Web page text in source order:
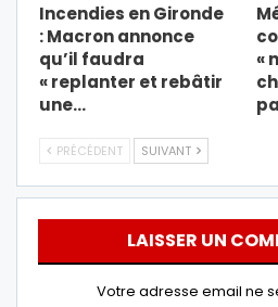
Incendies en Gironde
: Macron annonce
qu’il faudra
« replanter et rebâtir
une…
«
PRÉCÉDENT SUIVANT
LAISSER UN
Votre adresse email ne